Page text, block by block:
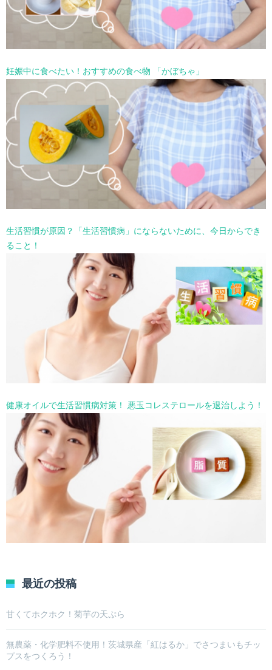
妊娠中に食べたい！おすすめの食べ物 「かぼちゃ」
生活習慣が原因？「生活習慣病」にならないために、今日からでき
ること！
健康オイルで生活習慣病対策！ 悪玉コレステロールを退治しよう！
最近の投稿
甘くてホクホク！菊芋の天ぷら
無農薬・化学肥料不使用！茨城県産「紅はるか」でさつまいもチッ
プスをつくろう！